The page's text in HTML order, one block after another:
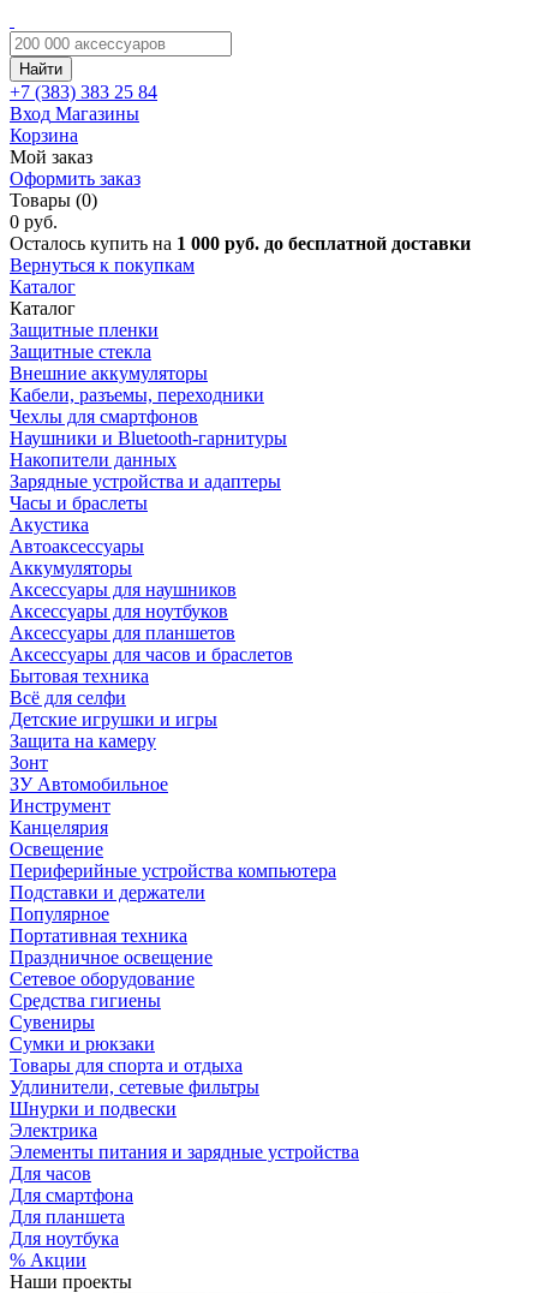
Найти
+7 (383) 383 25 84
Вход Магазины
Корзина
Мой заказ
Оформить заказ
Товары (0)
0 руб.
Осталось купить на 1 000 руб. до бесплатной доставки
Вернуться к покупкам
Каталог
Каталог
Защитные пленки
Защитные стекла
Внешние аккумуляторы
Кабели, разъемы, переходники
Чехлы для смартфонов
Наушники и Bluetooth-гарнитуры
Накопители данных
Зарядные устройства и адаптеры
Часы и браслеты
Акустика
Автоаксессуары
Аккумуляторы
Аксессуары для наушников
Аксессуары для ноутбуков
Аксессуары для планшетов
Аксессуары для часов и браслетов
Бытовая техника
Всё для селфи
Детские игрушки и игры
Защита на камеру
Зонт
ЗУ Автомобильное
Инструмент
Канцелярия
Освещение
Периферийные устройства компьютера
Подставки и держатели
Популярное
Портативная техника
Праздничное освещение
Сетевое оборудование
Средства гигиены
Сувениры
Сумки и рюкзаки
Товары для спорта и отдыха
Удлинители, сетевые фильтры
Шнурки и подвески
Электрика
Элементы питания и зарядные устройства
Для часов
Для смартфона
Для планшета
Для ноутбука
% Акции
Наши проекты